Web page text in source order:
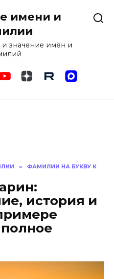
имени и
значение имён и
» ФАМИЛИИ НА БУКВУ К
история и